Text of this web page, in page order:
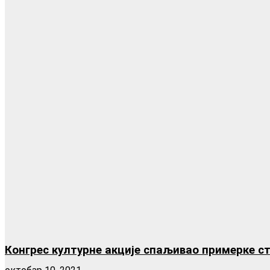
Конгрес културне акције спаљивао примерке